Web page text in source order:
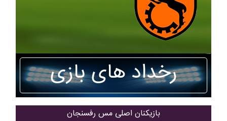
رخداد های بازی
بازیکنان اصلی مس رفسنجان